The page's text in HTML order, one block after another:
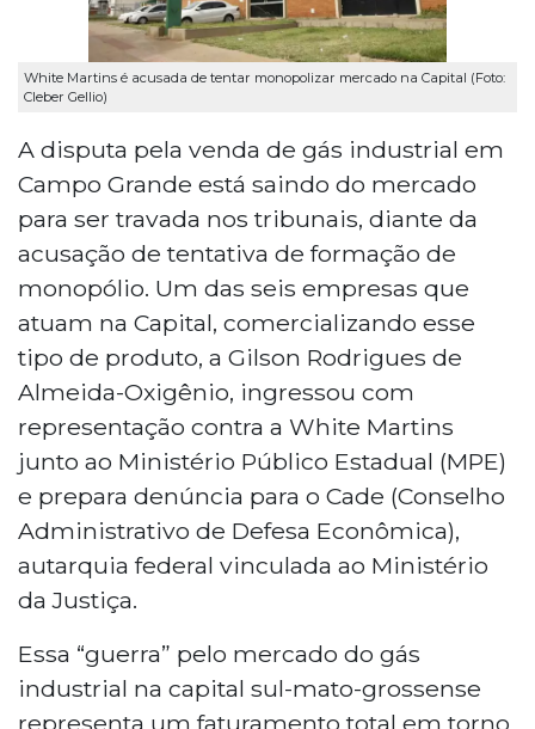
White Martins é acusada de tentar monopolizar mercado na Capital (Foto:
Cleber Gellio)
A disputa pela venda de gás industrial em
Campo Grande está saindo do mercado
para ser travada nos tribunais, diante da
acusação de tentativa de formação de
monopólio. Um das seis empresas que
atuam na Capital, comercializando esse
tipo de produto, a Gilson Rodrigues de
Almeida-Oxigênio, ingressou com
representação contra a White Martins
junto ao Ministério Público Estadual (MPE)
e prepara denúncia para o Cade (Conselho
Administrativo de Defesa Econômica),
autarquia federal vinculada ao Ministério
da Justiça.
Essa “guerra” pelo mercado do gás
industrial na capital sul-mato-grossense
representa um faturamento total em torno